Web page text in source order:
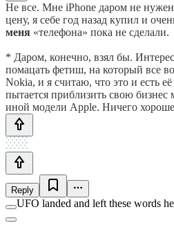
Не все. Мне iPhone даром не
цену, я себе год назад купил и
меня «телефона» пока не сделали.
* Даром, конечно, взял бы.
помацать фетиш, на который все
Nokia, и я считаю, что это и есть
пытается приблизить свою
иной модели Apple. Ничего
Reply
UFO landed and left these words